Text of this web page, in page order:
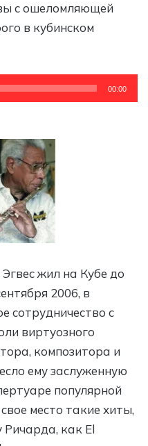
с ошеломляющей
в кубинском
00:00
жил на Кубе до
2006, в
сотрудничество с
виртуозного
композитора и
ему заслуженную
популярной
место такие хиты,
как El